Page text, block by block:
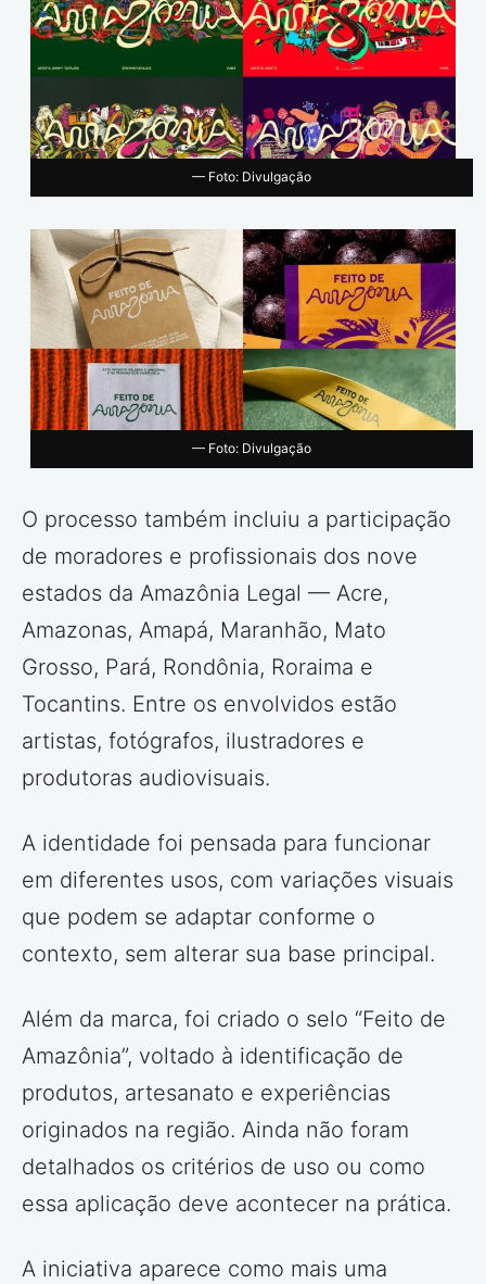
— Foto: Divulgação
— Foto: Divulgação
O processo também incluiu a participação
de moradores e profissionais dos nove
estados da Amazônia Legal — Acre,
Amazonas, Amapá, Maranhão, Mato
Grosso, Pará, Rondônia, Roraima e
Tocantins. Entre os envolvidos estão
artistas, fotógrafos, ilustradores e
produtoras audiovisuais.
A identidade foi pensada para funcionar
em diferentes usos, com variações visuais
que podem se adaptar conforme o
contexto, sem alterar sua base principal.
Além da marca, foi criado o selo “Feito de
Amazônia”, voltado à identificação de
produtos, artesanato e experiências
originados na região. Ainda não foram
detalhados os critérios de uso ou como
essa aplicação deve acontecer na prática.
A iniciativa aparece como mais uma